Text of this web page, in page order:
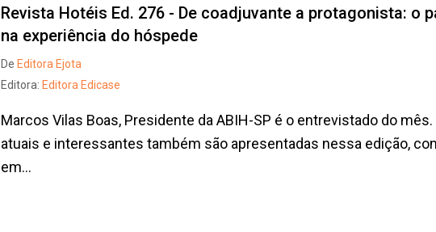
Revista Hotéis Ed. 276 - De coadjuvante a protagonista: o
na experiência do hóspede
De Editora Ejota
Editora: Editora Edicase
Marcos Vilas Boas, Presidente da ABIH-SP é o entrevistado do
atuais e interessantes também são apresentadas nessa edição,
em...